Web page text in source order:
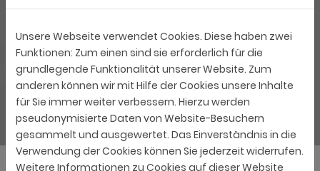
Unsere Webseite verwendet Cookies. Diese haben zwei
Funktionen: Zum einen sind sie erforderlich für die
grundlegende Funktionalität unserer Website. Zum
anderen können wir mit Hilfe der Cookies unsere Inhalte
für Sie immer weiter verbessern. Hierzu werden
pseudonymisierte Daten von Website-Besuchern
gesammelt und ausgewertet. Das Einverständnis in die
Verwendung der Cookies können Sie jederzeit widerrufen.
Weitere Informationen zu Cookies auf dieser Website